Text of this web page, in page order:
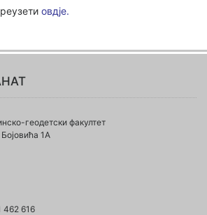
овдје.
геодетски факултет
1A
462 616